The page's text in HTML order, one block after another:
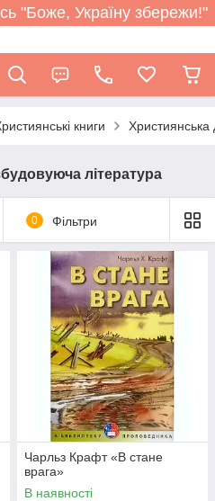
"Боже, Україну збережи!"
книги Християнська
література
0 Фільтри
Чарльз Крафт «В стане
врага»
В наявності